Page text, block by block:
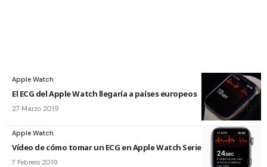
Apple Watch
El ECG del Apple Watch llegaría a países europeos
27 Marzo 2019
Apple Watch
Vídeo de cómo tomar un ECG en Apple Watch Series 4
7 Febrero 2019